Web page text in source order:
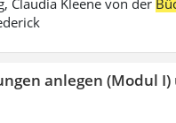
Claudia Kleene von der
anlegen (Modul